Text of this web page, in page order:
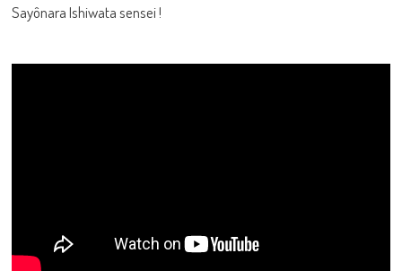
Sayônara Ishiwata sensei !